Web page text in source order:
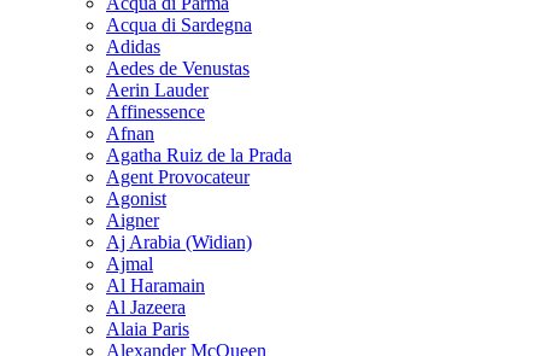
Acqua di Sardegna
Adidas
Aedes de Venustas
Aerin Lauder
Affinessence
Afnan
Agatha Ruiz de la Prada
Agent Provocateur
Agonist
Aigner
Aj Arabia (Widian)
Ajmal
Al Haramain
Al Jazeera
Alaia Paris
Alexander McQueen